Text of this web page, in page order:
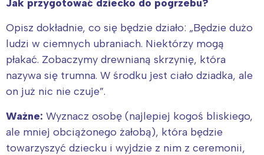
Jak przygotować dziecko do pogrzebu?
Opisz dokładnie, co się będzie działo: „Będzie dużo
ludzi w ciemnych ubraniach. Niektórzy mogą
płakać. Zobaczymy drewnianą skrzynię, która
nazywa się trumna. W środku jest ciało dziadka, ale
on już nic nie czuje”.
Ważne: Wyznacz osobę (najlepiej kogoś bliskiego,
ale mniej obciążonego żałobą), która będzie
towarzyszyć dziecku i wyjdzie z nim z ceremonii,